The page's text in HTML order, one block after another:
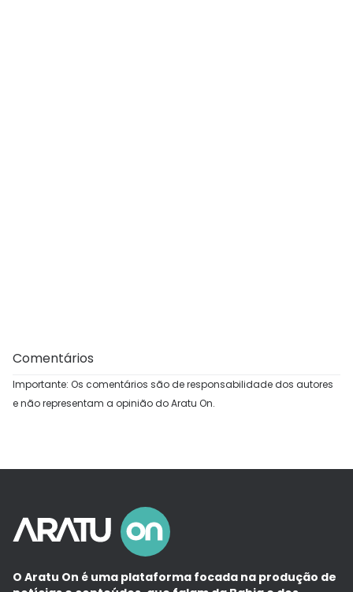
Comentários
Importante: Os comentários são de responsabilidade dos autores
e não representam a opinião do Aratu On.
O Aratu On é uma plataforma focada na produção de